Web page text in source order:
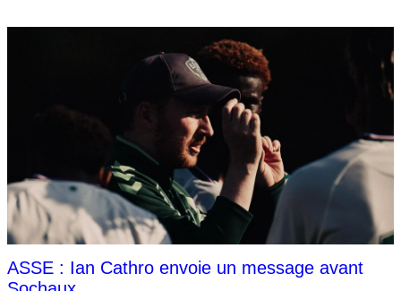
ASSE : Ian Cathro envoie un message avant